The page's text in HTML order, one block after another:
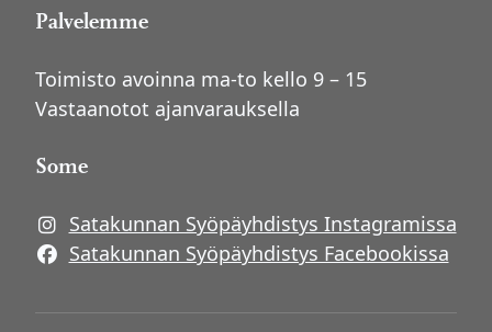
Palvelemme
Toimisto avoinna ma-to kello 9 – 15
Vastaanotot ajanvarauksella
Some
Satakunnan Syöpäyhdistys Instagramissa
Avautuu uuteen ikkunaan
Satakunnan Syöpäyhdistys Facebookissa
Avautuu uuteen ikkunaan